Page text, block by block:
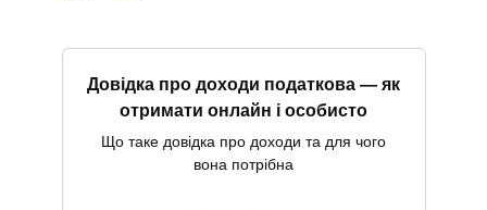
Довідка про доходи податкова — як
отримати онлайн і особисто
Що таке довідка про доходи та для чого
вона потрібна